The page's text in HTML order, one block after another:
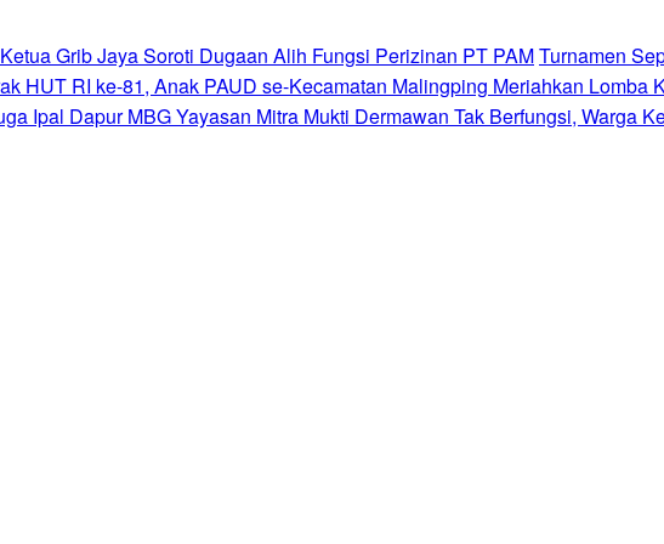
Grib Jaya Soroti Dugaan Alih Fungsi Perizinan PT PAMTurnamen
HUT RI ke-81, Anak PAUD se-Kecamatan Malingping Meriahkan Lomba
Ipal Dapur MBG Yayasan Mitra Mukti Dermawan Tak Berfungsi, Warga